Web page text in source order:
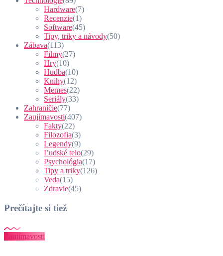
Hardware(7)
Recenzie(1)
Software(45)
Tipy, triky a návody(50)
Zábava(113)
Filmy(27)
Hry(10)
Hudba(10)
Knihy(12)
Memes(22)
Seriály(33)
Zahraničie(77)
Zaujímavosti(407)
Fakty(22)
Filozofia(3)
Legendy(9)
Ľudské telo(29)
Psychológia(17)
Tipy a triky(126)
Veda(15)
Zdravie(45)
Prečítajte si tiež
Zaujímavosti